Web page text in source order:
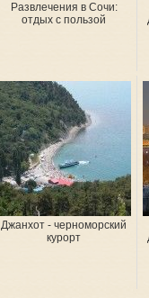
Развлечения в Сочи:
отдых с пользой
Джанхот - черноморский
курорт